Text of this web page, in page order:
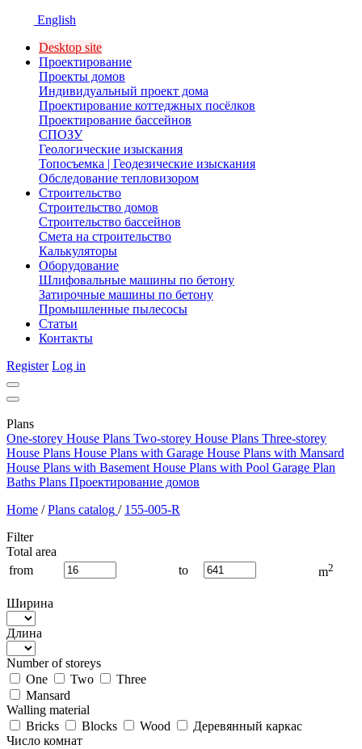
English
Desktop site
Проектирование
Проекты домов
Индивидуальный проект дома
Проектирование коттеджных посёлков
Проектирование бассейнов
СПОЗУ
Геологические изыскания
Топосъемка | Геодезические изыскания
Обследование тепловизором
Строительство
Строительство домов
Строительство бассейнов
Смета на строительство
Калькуляторы
Оборудование
Шлифовальные машины по бетону
Затирочные машины по бетону
Промышленные пылесосы
Статьи
Контакты
Register Log in
Plans
One-storey House Plans Two-storey House Plans Three-storey
House Plans House Plans with Garage House Plans with Mansard
House Plans with Basement House Plans with Pool Garage Plan
Baths Plans Проектирование домов
Home / Plans catalog / 155-005-R
Filter
Total area
from
to m2
Ширина
Длина
Number of storeys
One
Two
Three
Mansard
Walling material
Bricks
Blocks Wood
Деревянный каркас
Число комнат